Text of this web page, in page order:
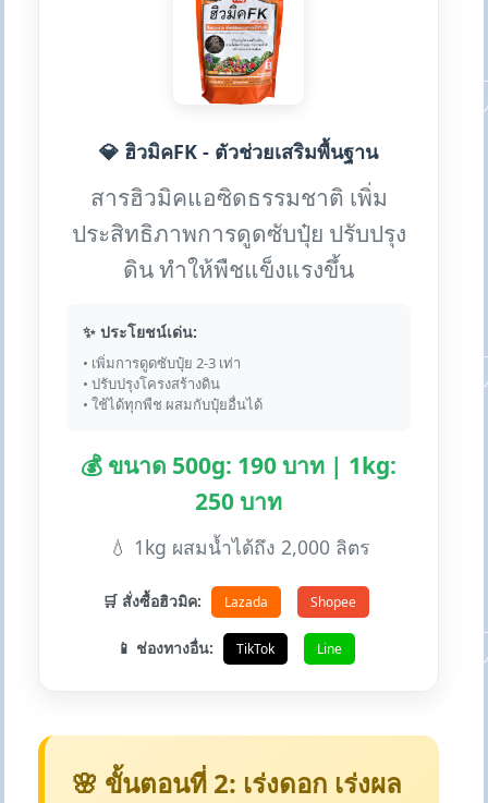
💎 ฮิวมิคFK - ตัวช่วยเสริมพื้นฐาน
สารฮิวมิคแอซิดธรรมชาติ เพิ่ม
ประสิทธิภาพการดูดซับปุ๋ย ปรับปรุง
ดิน ทำให้พืชแข็งแรงขึ้น
✨ ประโยชน์เด่น:
• เพิ่มการดูดซับปุ๋ย 2-3 เท่า
• ปรับปรุงโครงสร้างดิน
• ใช้ได้ทุกพืช ผสมกับปุ๋ยอื่นได้
💰 ขนาด 500g: 190 บาท | 1kg:
250 บาท
💧 1kg ผสมน้ำได้ถึง 2,000 ลิตร
🛒 สั่งซื้อฮิวมิค: Lazada Shopee
📱 ช่องทางอื่น: TikTok Line
🌸 ขั้นตอนที่ 2: เร่งดอก เร่งผล